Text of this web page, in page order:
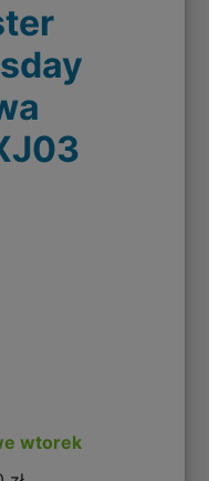
wtorek